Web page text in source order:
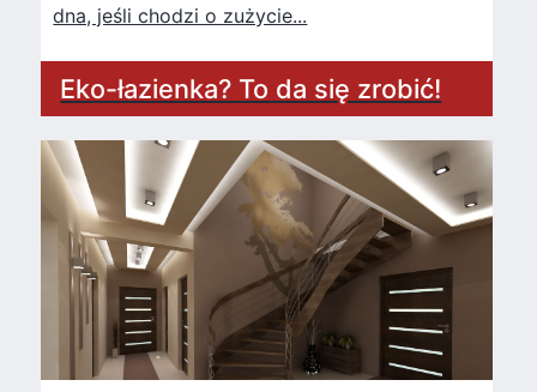
dna, jeśli chodzi o zużycie...
Eko-łazienka? To da się zrobić!